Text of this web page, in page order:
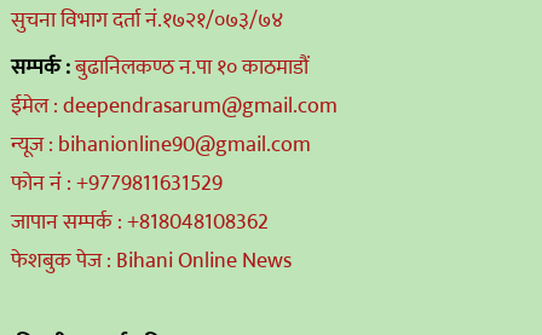
सुचना विभाग दर्ता नं.१७२१/०७३/७४
सम्पर्क :बुढानिलकण्ठ न.पा १० काठमाडौं
ईमेल : deependrasarum@gmail.com
न्यूज : bihanionline90@gmail.com
फोन नं : +9779811631529
जापान सम्पर्क : +818048108362
फेशबुक पेज : Bihani Online News